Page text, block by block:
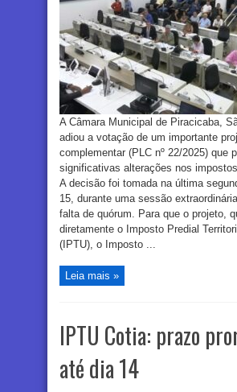
A Câmara Municipal de Piracicaba,
adiou a votação de um importante
complementar (PLC nº 22/2025) que
significativas alterações nos
A decisão foi tomada na última
15, durante uma sessão
falta de quórum. Para que o projeto,
diretamente o Imposto Predial
(IPTU), o Imposto ...
Leia mais »
IPTU Cotia: prazo
até dia 14